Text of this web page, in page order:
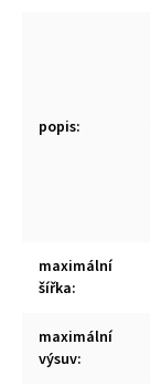
popis:
maximální
šířka:
maximální
výsuv: